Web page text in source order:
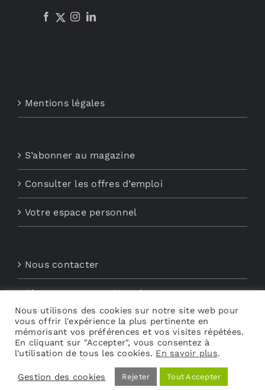
Mentions légales
S’abonner au magazine
Consulter les offres d’emploi
Votre espace personnel
Nous contacter
Abonnements aux Newsletters
Découvrez My Audio
Nous utilisons des cookies sur notre site web pour
vous offrir l'expérience la plus pertinente en
mémorisant vos préférences et vos visites répétées.
En cliquant sur "Accepter", vous consentez à
l'utilisation de tous les cookies. En savoir plus.
Gestion des cookies Rejeter Tout Accepter